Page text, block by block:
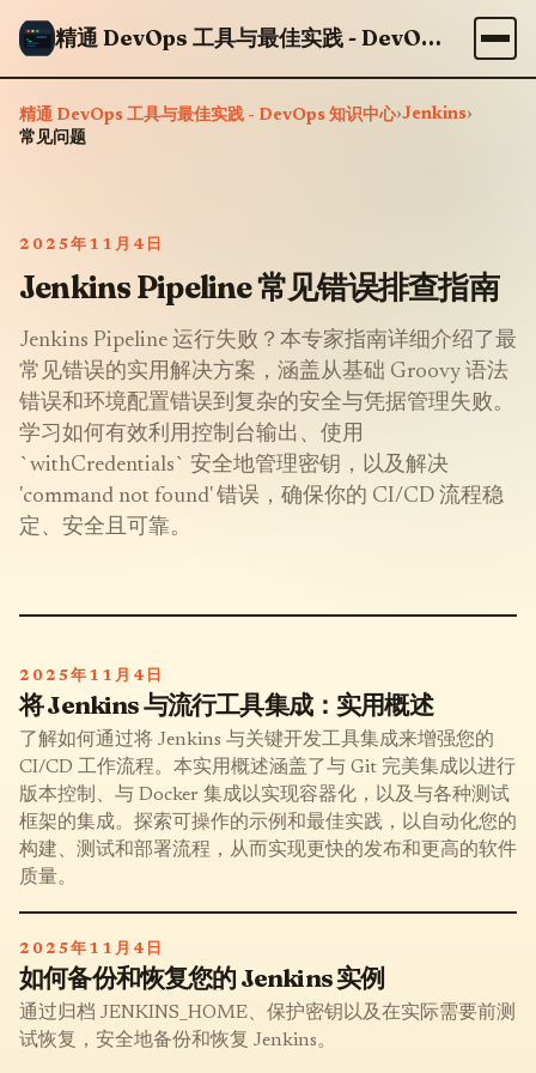
精通 DevOps 工具与最佳实践 - DevOps 知识中心
精通 DevOps 工具与最佳实践 - DevOps 知识中心›Jenkins›
常见问题
2025年11月4日
Jenkins Pipeline 常见错误排查指南
Jenkins Pipeline 运行失败？本专家指南详细介绍了最
常见错误的实用解决方案，涵盖从基础 Groovy 语法
错误和环境配置错误到复杂的安全与凭据管理失败。
学习如何有效利用控制台输出、使用
`withCredentials` 安全地管理密钥，以及解决
'command not found' 错误，确保你的 CI/CD 流程稳
定、安全且可靠。
2025年11月4日
将 Jenkins 与流行工具集成：实用概述
了解如何通过将 Jenkins 与关键开发工具集成来增强您的
CI/CD 工作流程。本实用概述涵盖了与 Git 完美集成以进行
版本控制、与 Docker 集成以实现容器化，以及与各种测试
框架的集成。探索可操作的示例和最佳实践，以自动化您的
构建、测试和部署流程，从而实现更快的发布和更高的软件
质量。
2025年11月4日
如何备份和恢复您的 Jenkins 实例
通过归档 JENKINS_HOME、保护密钥以及在实际需要前测
试恢复，安全地备份和恢复 Jenkins。